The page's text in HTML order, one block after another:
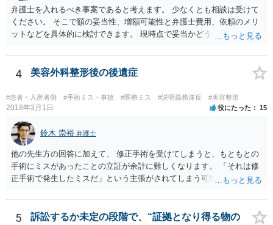
ただし，手術代の返金に応じた際に「これ以上金銭の請求はしませ
ん」という趣旨の合意をしてしまっていると， 上記の請求は，基本的
には困難となります。
弁護士を入れるべき事案であると考えます。 少なくとも相談は受けて
ください。 そこで額の妥当性、増額可能性と弁護士費用、依頼のメリ
ットなどを具体的に検討できます。 現時点で妥当かどうかを即断する
4 美容外科整形後の後遺症
#患者・入所者側 #手術ミス・事故 #医療ミス #説明義務違反 #美容整形
2018年3月1日 役にたった 15
鈴木 崇裕 弁護士
他の先生方の回答に加えて、 修正手術を受けてしまうと、もともとの
手術にミスがあったことの立証が余計に難しくなります。 「それは修
正手術で発生したミスだ」という主張がされてしまう可能性があるか
検討なさっているのであれば、修正手術を受けるまえに弁護士に相談
して対応を決めることを強くお勧めいたします。
5
訴訟するか未定の段階で、“証拠となり得る物の